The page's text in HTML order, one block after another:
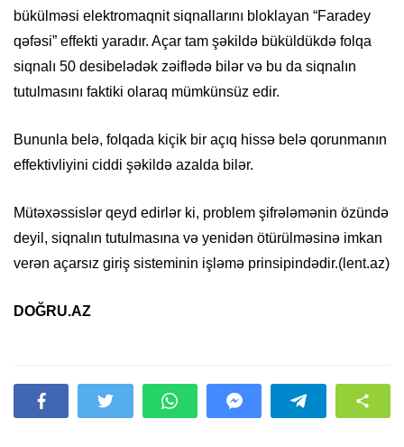
bükülməsi elektromaqnit siqnallarını bloklayan “Faradey
qəfəsi” effekti yaradır. Açar tam şəkildə büküldükdə folqa
siqnalı 50 desibelədək zəiflədə bilər və bu da siqnalın
tutulmasını faktiki olaraq mümkünsüz edir.
Bununla belə, folqada kiçik bir açıq hissə belə qorunmanın
effektivliyini ciddi şəkildə azalda bilər.
Mütəxəssislər qeyd edirlər ki, problem şifrələmənin özündə
deyil, siqnalın tutulmasına və yenidən ötürülməsinə imkan
verən açarsız giriş sisteminin işləmə prinsipindədir.(lent.az)
DOĞRU.AZ